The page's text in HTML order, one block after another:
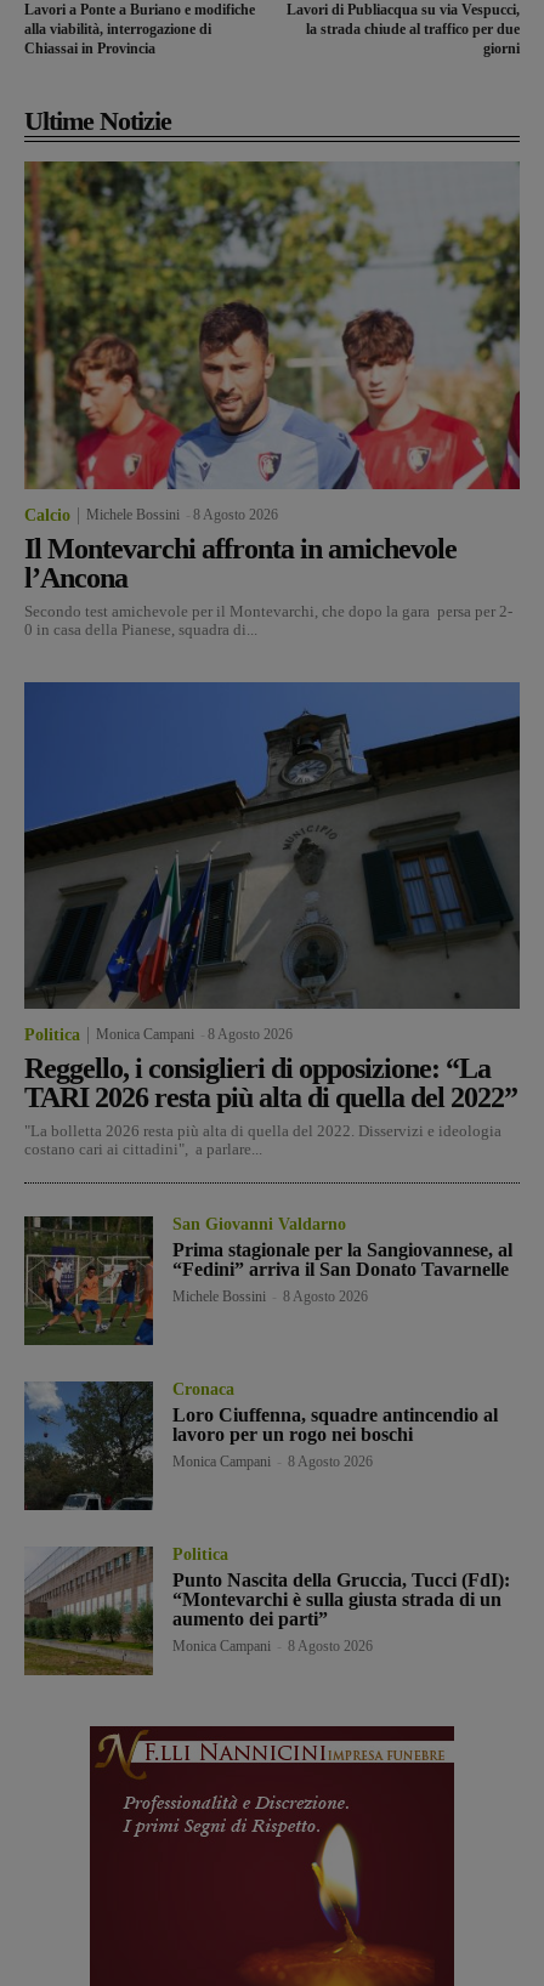
Lavori a Ponte a Buriano e modifiche
alla viabilità, interrogazione di
Chiassai in Provincia
Lavori di Publiacqua su via Vespucci,
la strada chiude al traffico per due
giorni
Ultime Notizie
Calcio Michele Bossini 8 Agosto 2026
Il Montevarchi affronta in amichevole
l’Ancona
Secondo test amichevole per il Montevarchi, che dopo la gara persa per 2-
0 in casa della Pianese, squadra di...
Politica Monica Campani 8 Agosto 2026
Reggello, i consiglieri di opposizione: “La
TARI 2026 resta più alta di quella del 2022”
"La bolletta 2026 resta più alta di quella del 2022. Disservizi e ideologia
costano cari ai cittadini", a parlare...
San Giovanni Valdarno
Prima stagionale per la Sangiovannese, al
“Fedini” arriva il San Donato Tavarnelle
Michele Bossini 8 Agosto 2026
Cronaca
Loro Ciuffenna, squadre antincendio al
lavoro per un rogo nei boschi
Monica Campani 8 Agosto 2026
Politica
Punto Nascita della Gruccia, Tucci (FdI):
“Montevarchi è sulla giusta strada di un
aumento dei parti”
Monica Campani 8 Agosto 2026